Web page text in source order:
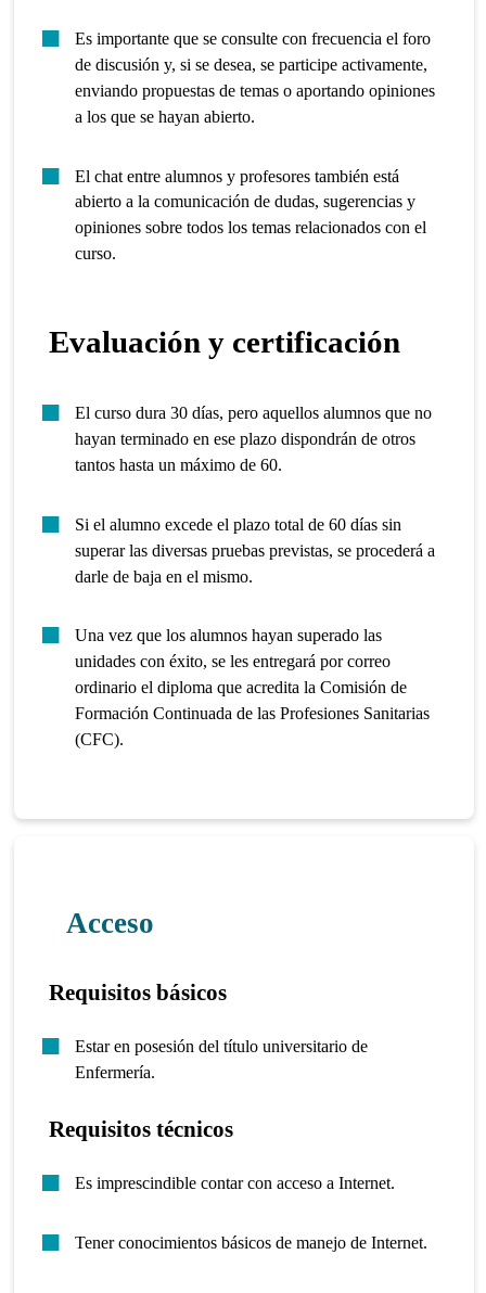
Es importante que se consulte con frecuencia el foro
de discusión y, si se desea, se participe activamente,
enviando propuestas de temas o aportando opiniones
a los que se hayan abierto.
El chat entre alumnos y profesores también está
abierto a la comunicación de dudas, sugerencias y
opiniones sobre todos los temas relacionados con el
curso.
Evaluación y certificación
El curso dura 30 días, pero aquellos alumnos que no
hayan terminado en ese plazo dispondrán de otros
tantos hasta un máximo de 60.
Si el alumno excede el plazo total de 60 días sin
superar las diversas pruebas previstas, se procederá a
darle de baja en el mismo.
Una vez que los alumnos hayan superado las
unidades con éxito, se les entregará por correo
ordinario el diploma que acredita la Comisión de
Formación Continuada de las Profesiones Sanitarias
(CFC).
Acceso
Requisitos básicos
Estar en posesión del título universitario de
Enfermería.
Requisitos técnicos
Es imprescindible contar con acceso a Internet.
Tener conocimientos básicos de manejo de Internet.